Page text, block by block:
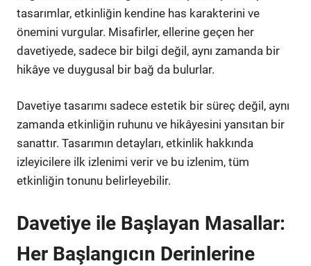
tasarımlar, etkinliğin kendine has karakterini ve
önemini vurgular. Misafirler, ellerine geçen her
davetiyede, sadece bir bilgi değil, aynı zamanda bir
hikâye ve duygusal bir bağ da bulurlar.
Davetiye tasarımı sadece estetik bir süreç değil, aynı
zamanda etkinliğin ruhunu ve hikâyesini yansıtan bir
sanattır. Tasarımın detayları, etkinlik hakkında
izleyicilere ilk izlenimi verir ve bu izlenim, tüm
etkinliğin tonunu belirleyebilir.
Davetiye ile Başlayan Masallar:
Her Başlangıcın Derinlerine